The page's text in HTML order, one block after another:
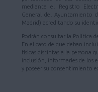
mediante el Registro
General del Ayuntamiento
Madrid) acreditando su
Podrán consultar la Política
En el caso de que deban
físicas distintas a la persona
inclusión, informarles de los
y poseer su consentimiento